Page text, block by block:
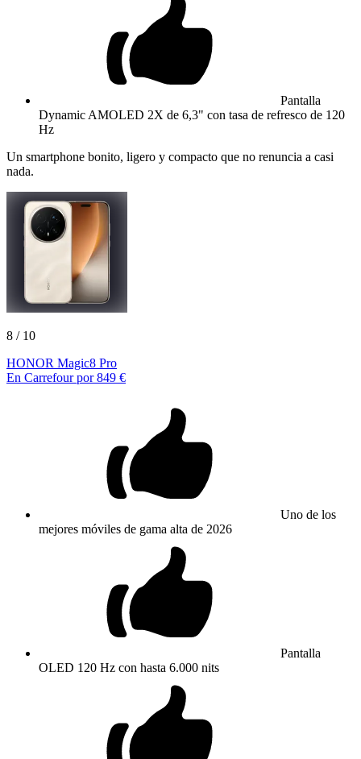
Pantalla
Dynamic AMOLED 2X de 6,3" con tasa de refresco de 120
Hz
Un smartphone bonito, ligero y compacto que no renuncia a casi
nada.
8 / 10
HONOR Magic8 Pro
En Carrefour por 849 €
Uno de los
mejores móviles de gama alta de 2026
Pantalla
OLED 120 Hz con hasta 6.000 nits